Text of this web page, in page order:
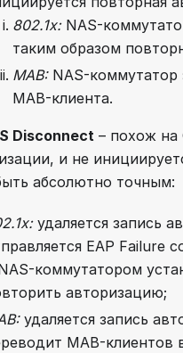
802.1x:NAS-
таким образом
MAB:NAS-коммутатор
MAB-клиента.
Disconnect – похож на
и не
абсолютно точным:
удаляется запись
EAP Failure
коммутатором
авторизацию;
удаляется запись
MAB-клиентов